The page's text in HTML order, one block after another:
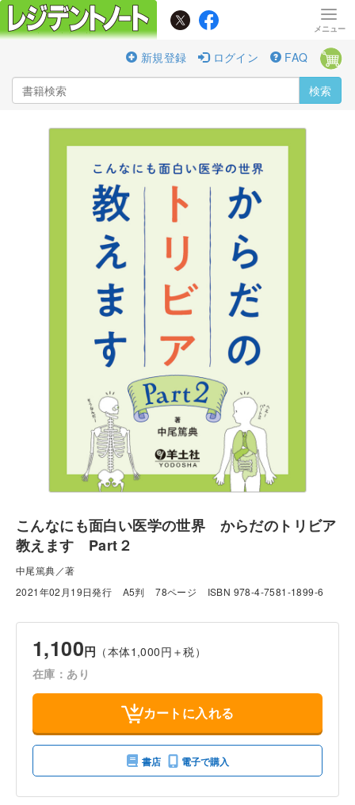
新規登録 ログイン FAQ
検索
こんなにも面白い医学の世界 からだのトリビア
教えます Part２
中尾篤典／著
2021年02月19日発行
A5判 78ページ ISBN 978-4-7581-1899-6
1,100円 （本体1,000円＋税）
在庫：あり
カートに入れる
書店 電子で購入